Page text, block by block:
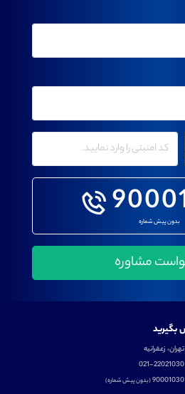
بدون پیش شماره
بگیرید
تهران، زعفرانیه
021-22021030
90001030(بدون پیش شماره)